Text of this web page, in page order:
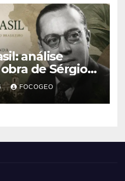
análise
de Sérgio
e sua
entender a
FOCOGEO